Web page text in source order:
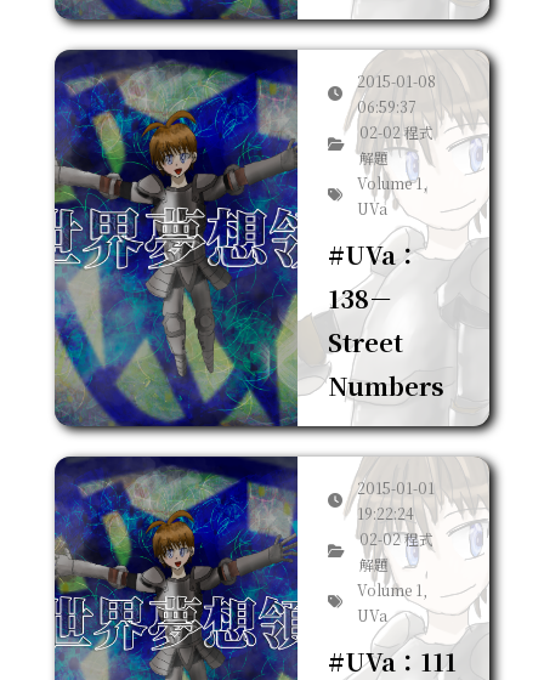
2015-01-08
06:59:37
02-02 程式
解題
Volume 1,
UVa
#UVa：
138－
Street
Numbers
2015-01-01
19:22:24
02-02 程式
解題
Volume 1,
UVa
#UVa：111